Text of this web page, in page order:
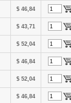
$ 46,84
$ 43,71
$ 52,04
$ 46,84
$ 52,04
$ 46,84